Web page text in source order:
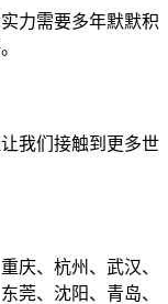
力需要多年默默积
我们接触到更多世
庆、杭州、武汉、
莞、沈阳、青岛、